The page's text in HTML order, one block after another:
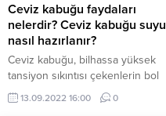
Ceviz kabuğu faydaları
nelerdir? Ceviz kabuğu suyu
nasıl hazırlanır?
Ceviz kabuğu, bilhassa yüksek
tansiyon sıkıntısı çekenlerin bol
bol ve düzenli şekilde tüketmeleri
tavsiye edilen en doğal tansiyon
13.09.2022 16:00 0